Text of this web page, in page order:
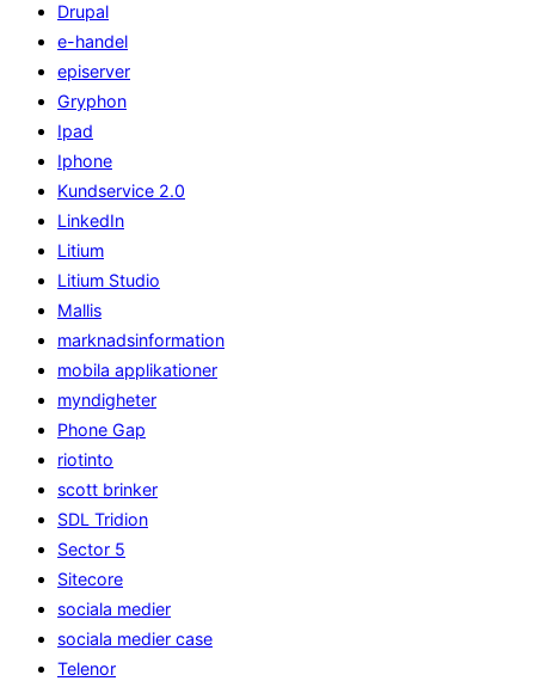
Drupal
e-handel
episerver
Gryphon
Ipad
Iphone
Kundservice 2.0
LinkedIn
Litium
Litium Studio
Mallis
marknadsinformation
mobila applikationer
myndigheter
Phone Gap
riotinto
scott brinker
SDL Tridion
Sector 5
Sitecore
sociala medier
sociala medier case
Telenor